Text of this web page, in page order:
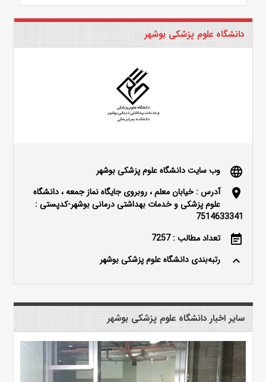
دانشگاه علوم پزشکی بوشهر
language وب سایت دانشگاه علوم پزشکی بوشهر
location_on
آدرس : خیابان معلم ، روبروی جایگاه نماز جمعه ، دانشگاه
علوم پزشکی و خدمات بهداشتی درمانی بوشهر-کدپستی :
7514633341
event_note تعداد مطالب : 7257
keyboard_arrow_up رتبه‌بندی دانشگاه علوم پزشکی بوشهر
سایر اخبار دانشگاه علوم پزشکی بوشهر